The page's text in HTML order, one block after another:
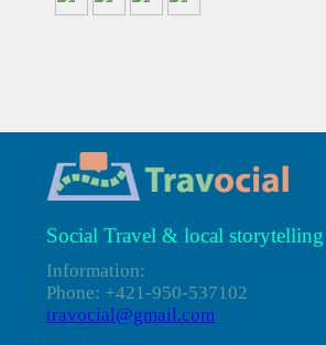
Social Travel & local storytelling
Information:
Phone: +421-950-537102
travocial@gmail.com